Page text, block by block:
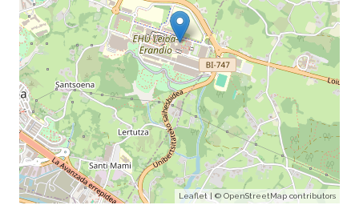
Leaflet| © OpenStreetMap contributors